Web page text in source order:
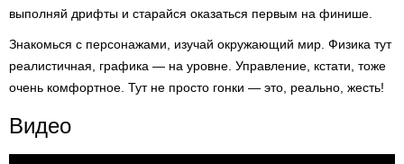
выполняй дрифты и старайся оказаться первым на финише.
Знакомься с персонажами, изучай окружающий мир. Физика тут
реалистичная, графика — на уровне. Управление, кстати, тоже
очень комфортное. Тут не просто гонки — это, реально, жесть!
Видео